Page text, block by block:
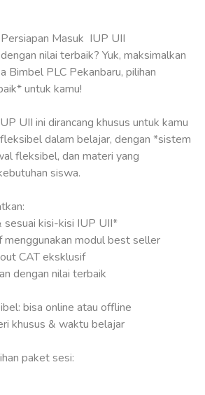
Masuk IUP UII
nilai terbaik? Yuk, maksimalkan
Bimbel PLC Pekanbaru, pilihan
untuk kamu!
UII ini dirancang khusus untuk kamu
dalam belajar, dengan *sistem
fleksibel, dan materi yang
siswa.
kisi-kisi IUP UII*
menggunakan modul best seller
CAT eksklusif
dengan nilai terbaik
bisa online atau offline
khusus & waktu belajar
paket sesi: